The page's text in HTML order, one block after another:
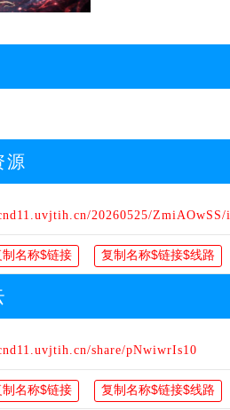
源
20260525/ZmiAOwSS/
share/pNwiwrIs10